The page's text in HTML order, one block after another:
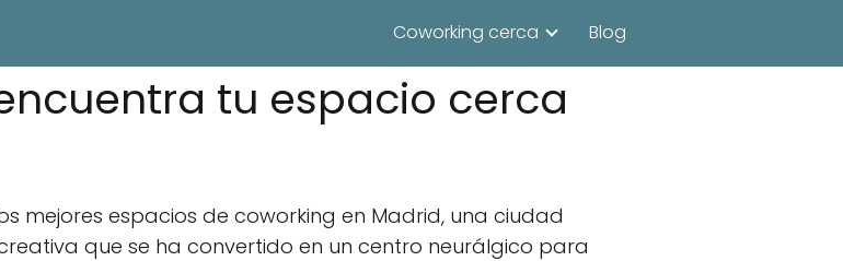
Coworking cerca Blog
tu espacio cerca
mejores espacios de coworking en Madrid, una ciudad
que se ha convertido en un centro neurálgico para